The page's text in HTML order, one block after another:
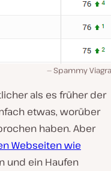
Spammy
als es früher der
etwas, worüber
haben. Aber
Webseiten wie
und ein Haufen